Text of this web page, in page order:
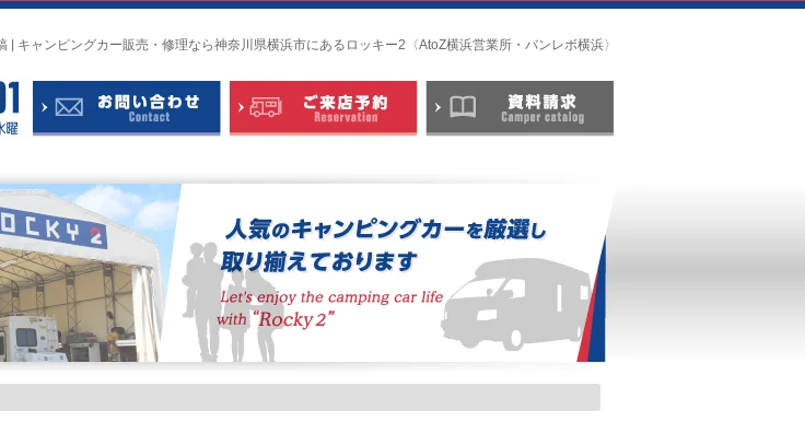
| キャンピングカー販売・修理なら神奈川県横浜市にあるロッキー2〈AtoZ横浜営業所・バンレボ横浜〉